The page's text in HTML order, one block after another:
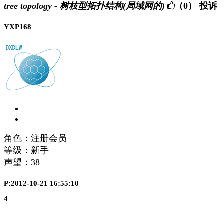
tree topology - 树枝型拓扑结构(局域网的) （0） 投诉
YXP168
角色：注册会员
等级：新手
声望： 38
P:2012-10-21 16:55:10
4